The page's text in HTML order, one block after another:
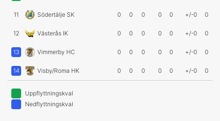
11 Södertälje SK 0 0 0 0 0 +/-0 0
12 Västerås IK 0 0 0 0 0 +/-0 0
13 Vimmerby HC 0 0 0 0 0 +/-0 0
14 Visby/Roma HK 0 0 0 0 0 +/-0 0
Uppflyttningskval
Nedflyttningskval